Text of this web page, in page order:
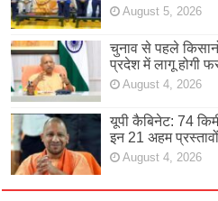
August 5, 2026
चुनाव से पहले
प्रदेश में लागू होगी
August 4, 2026
यूपी कैबिनेट: 74
इन 21 अहम
August 4, 2026